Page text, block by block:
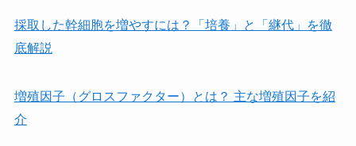
採取した幹細胞を増やすには？「培養」と「継代」を徹
底解説
増殖因子（グロスファクター）とは？ 主な増殖因子を紹
介